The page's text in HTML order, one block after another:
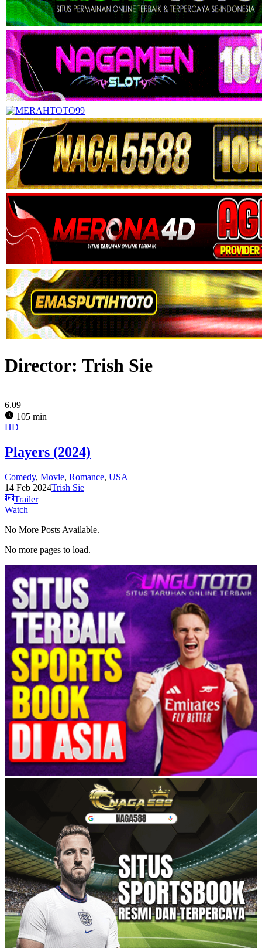
Director: Trish Sie
6.09
105 min
HD
Players (2024)
Comedy, Movie, Romance, USA
14 Feb 2024Trish Sie
Trailer
Watch
No More Posts Available.
No more pages to load.